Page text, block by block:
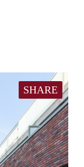
SHARE